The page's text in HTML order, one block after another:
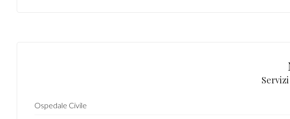
Ospedale Civile